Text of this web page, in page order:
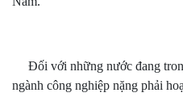
Đối với những nước đang
ngành công nghiệp nặng phải